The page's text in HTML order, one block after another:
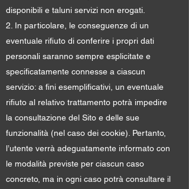
disponibili e taluni servizi non erogati.
2. In particolare, le conseguenze di un
eventuale rifiuto di conferire i propri dati
personali saranno sempre esplicitate e
specificatamente connesse a ciascun
servizio: a fini esemplificativi, un eventuale
rifiuto al relativo trattamento potrà impedire
la consultazione del Sito e delle sue
funzionalità (nel caso dei cookie). Pertanto,
l’utente verrà adeguatamente informato con
le modalità previste per ciascun caso
concreto, ma in ogni caso potrà consultare il